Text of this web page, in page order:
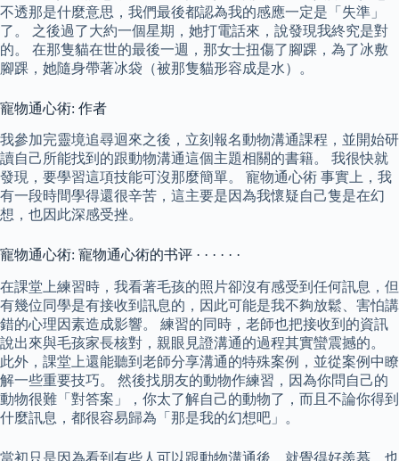
不透那是什麼意思，我們最後都認為我的感應一定是「失準」
了。 之後過了大約一個星期，她打電話來，說發現我終究是對
的。 在那隻貓在世的最後一週，那女士扭傷了腳踝，為了冰敷
腳踝，她隨身帶著冰袋（被那隻貓形容成是水）。
寵物通心術: 作者
我參加完靈境追尋迴來之後，立刻報名動物溝通課程，並開始研
讀自己所能找到的跟動物溝通這個主題相關的書籍。 我很快就
發現，要學習這項技能可沒那麼簡單。 寵物通心術 事實上，我
有一段時間學得還很辛苦，這主要是因為我懷疑自己隻是在幻
想，也因此深感受挫。
寵物通心術: 寵物通心術的书评 · · · · · ·
在課堂上練習時，我看著毛孩的照片卻沒有感受到任何訊息，但
有幾位同學是有接收到訊息的，因此可能是我不夠放鬆、害怕講
錯的心理因素造成影響。 練習的同時，老師也把接收到的資訊
說出來與毛孩家長核對，親眼見證溝通的過程其實蠻震撼的。
此外，課堂上還能聽到老師分享溝通的特殊案例，並從案例中瞭
解一些重要技巧。 然後找朋友的動物作練習，因為你問自己的
動物很難「對答案」，你太了解自己的動物了，而且不論你得到
什麼訊息，都很容易歸為「那是我的幻想吧」。